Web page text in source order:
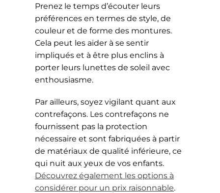
Prenez le temps d’écouter leurs
préférences en termes de style, de
couleur et de forme des montures.
Cela peut les aider à se sentir
impliqués et à être plus enclins à
porter leurs lunettes de soleil avec
enthousiasme.
Par ailleurs, soyez vigilant quant aux
contrefaçons. Les contrefaçons ne
fournissent pas la protection
nécessaire et sont fabriquées à partir
de matériaux de qualité inférieure, ce
qui nuit aux yeux de vos enfants.
Découvrez également les options à
considérer pour un prix raisonnable.